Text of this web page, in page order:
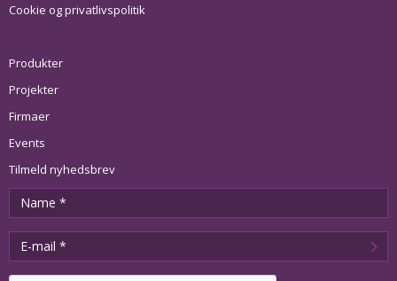
Cookie og privatlivspolitik
Produkter
Projekter
Firmaer
Events
Tilmeld nyhedsbrev